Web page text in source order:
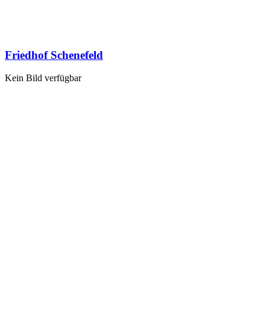
Friedhof Schenefeld
Kein Bild verfügbar